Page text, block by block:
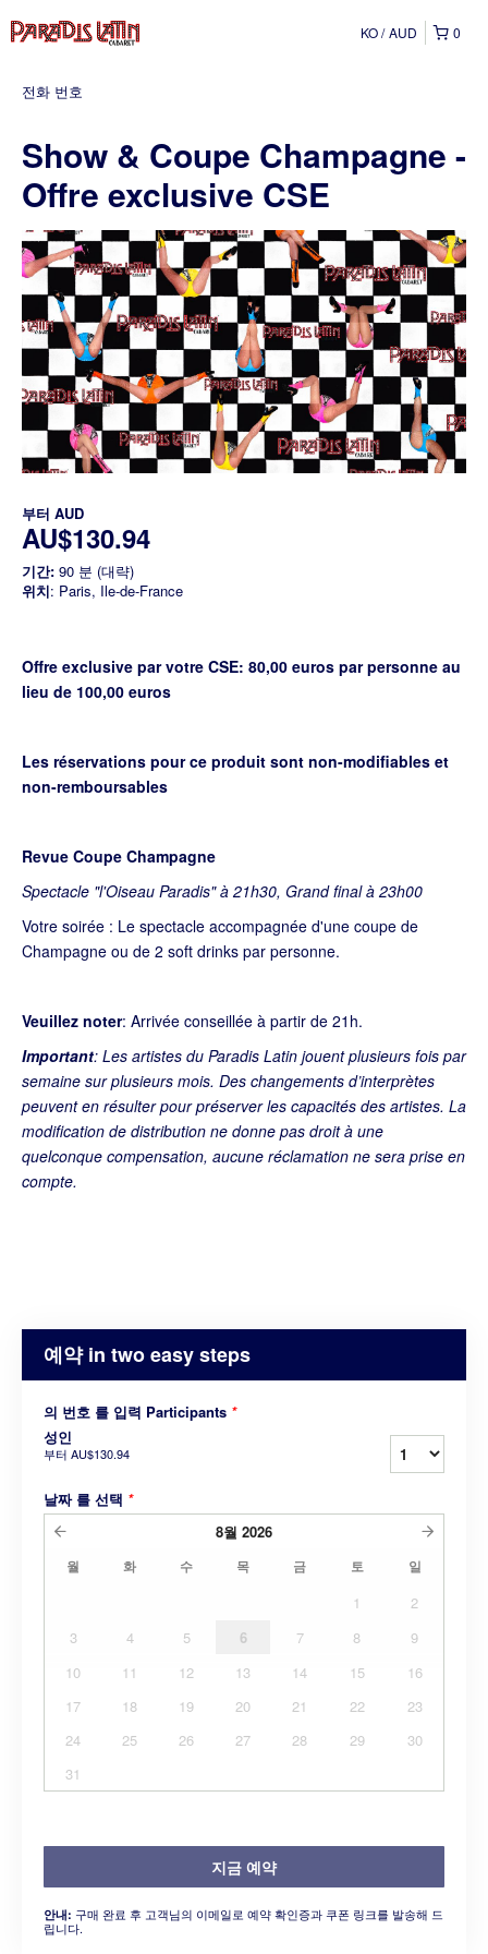
0
KO AUD
전화 번호
Show & Coupe Champagne -
Offre exclusive CSE
부터 AUD
AU$130.94
기간: 90 분 (대략)
위치: Paris, Ile-de-France
Offre exclusive par votre CSE: 80,00 euros par personne au
lieu de 100,00 euros
Les réservations pour ce produit sont non-modifiables et
non-remboursables
Revue Coupe Champagne
Spectacle "l'Oiseau Paradis" à 21h30, Grand final à 23h00
Votre soirée : Le spectacle accompagnée d'une coupe de
Champagne ou de 2 soft drinks par personne.
Veuillez noter: Arrivée conseillée à partir de 21h.
Important: Les artistes du Paradis Latin jouent plusieurs fois par
semaine sur plusieurs mois. Des changements d’interprètes
peuvent en résulter pour préserver les capacités des artistes. La
modification de distribution ne donne pas droit à une
quelconque compensation, aucune réclamation ne sera prise en
compte.
예약 in two easy steps
의 번호 를 입력 Participants *
성인
부터 AU$130.94
날짜 를 선택 *
8월 2026
월 화 수 목 금 토 일
1
2
3
4 5 6 7 8
9
10
11 12 13 14 15
16
17
18 19 20 21 22
23
24
25 26 27 28 29
30
31
지금 예약
안내: 구매 완료 후 고객님의 이메일로 예약 확인증과 쿠폰 링크를 발송해 드
립니다.